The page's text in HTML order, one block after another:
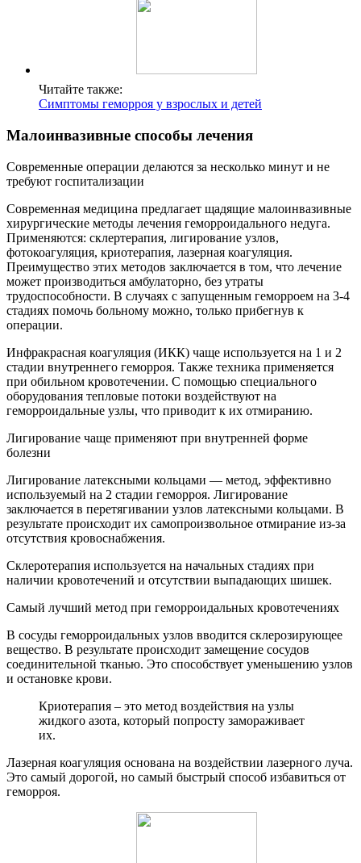
Читайте также:
Симптомы геморроя у взрослых и детей
Малоинвазивные способы лечения
Современные операции делаются за несколько минут и не
требуют госпитализации
Современная медицина предлагает щадящие малоинвазивные
хирургические методы лечения геморроидального недуга.
Применяются: склертерапия, лигирование узлов,
фотокоагуляция, криотерапия, лазерная коагуляция.
Преимущество этих методов заключается в том, что лечение
может производиться амбулаторно, без утраты
трудоспособности. В случаях с запущенным геморроем на 3-4
стадиях помочь больному можно, только прибегнув к
операции.
Инфракрасная коагуляция (ИКК) чаще используется на 1 и 2
стадии внутреннего геморроя. Также техника применяется
при обильном кровотечении. С помощью специального
оборудования тепловые потоки воздействуют на
геморроидальные узлы, что приводит к их отмиранию.
Лигирование чаще применяют при внутренней форме
болезни
Лигирование латексными кольцами — метод, эффективно
используемый на 2 стадии геморроя. Лигирование
заключается в перетягивании узлов латексными кольцами. В
результате происходит их самопроизвольное отмирание из-за
отсутствия кровоснабжения.
Склеротерапия используется на начальных стадиях при
наличии кровотечений и отсутствии выпадающих шишек.
Самый лучший метод при геморроидальных кровотечениях
В сосуды геморроидальных узлов вводится склерозирующее
вещество. В результате происходит замещение сосудов
соединительной тканью. Это способствует уменьшению узлов
и остановке крови.
Криотерапия – это метод воздействия на узлы
жидкого азота, который попросту замораживает
их.
Лазерная коагуляция основана на воздействии лазерного луча.
Это самый дорогой, но самый быстрый способ избавиться от
геморроя.